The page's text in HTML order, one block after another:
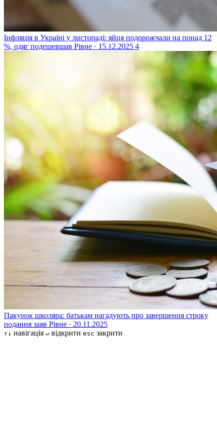
Інфляція в Україні у листопаді: яйця подорожчали на понад 12
%, одяг подешевшав Рівне · 15.12.2025 4
Пакунок школяра: батькам нагадують про завершення строку
подання заяв Рівне · 20.11.2025
↑↓ навігація ↵ відкрити esc закрити